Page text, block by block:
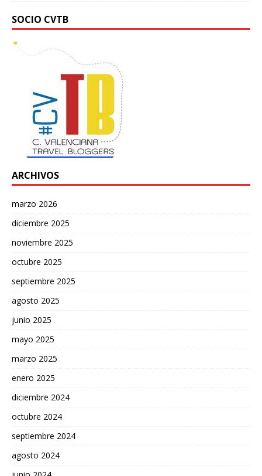
SOCIO CVTB
ARCHIVOS
marzo 2026
diciembre 2025
noviembre 2025
octubre 2025
septiembre 2025
agosto 2025
junio 2025
mayo 2025
marzo 2025
enero 2025
diciembre 2024
octubre 2024
septiembre 2024
agosto 2024